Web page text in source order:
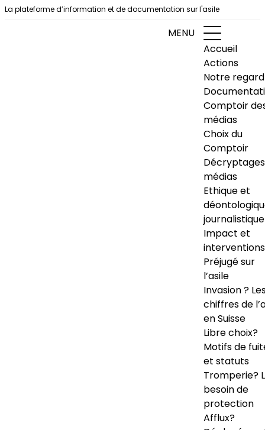
Aller au contenu
La plateforme d’information et de documentation sur l'asile
MENU
Accueil
Actions
Notre regard
Comptoir
médias
Choix du
Comptoir
Décryptages
médias
Ethique et
journalistique
Impact et
interventions
Préjugé sur
l’asile
Invasion ?
chiffres de
en Suisse
Libre choix?
Motifs de
et statuts
Tromperie?
besoin de
protection
Afflux?